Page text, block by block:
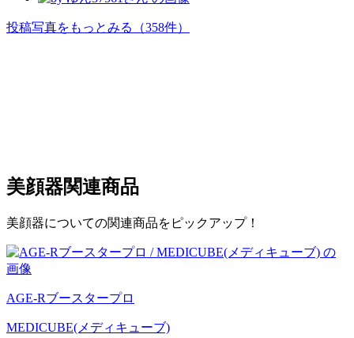
投稿写真をもっとみる （358件）
美顔器関連商品
美顔器についての関連商品をピックアップ！
AGE-Rブースタープロ
MEDICUBE(メディキューブ)